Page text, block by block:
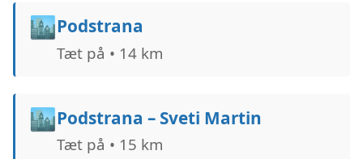
🏙️Podstrana
Tæt på • 14 km
🏙️Podstrana – Sveti Martin
Tæt på • 15 km